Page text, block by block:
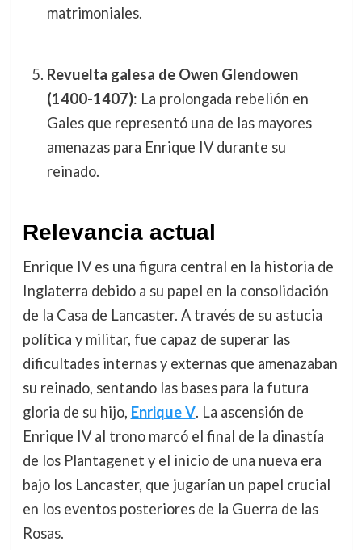
matrimoniales.
Revuelta galesa de Owen Glendowen
(1400-1407): La prolongada rebelión en
Gales que representó una de las mayores
amenazas para Enrique IV durante su
reinado.
Relevancia actual
Enrique IV es una figura central en la historia de
Inglaterra debido a su papel en la consolidación
de la Casa de Lancaster. A través de su astucia
política y militar, fue capaz de superar las
dificultades internas y externas que amenazaban
su reinado, sentando las bases para la futura
gloria de su hijo, Enrique V. La ascensión de
Enrique IV al trono marcó el final de la dinastía
de los Plantagenet y el inicio de una nueva era
bajo los Lancaster, que jugarían un papel crucial
en los eventos posteriores de la Guerra de las
Rosas.